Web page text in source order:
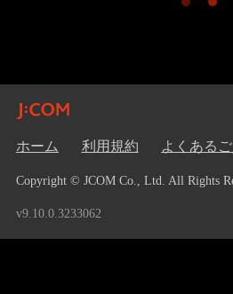
ホーム 利用規約 よくある
Copyright © JCOM Co., Ltd. All Rights
v9.10.0.3233062